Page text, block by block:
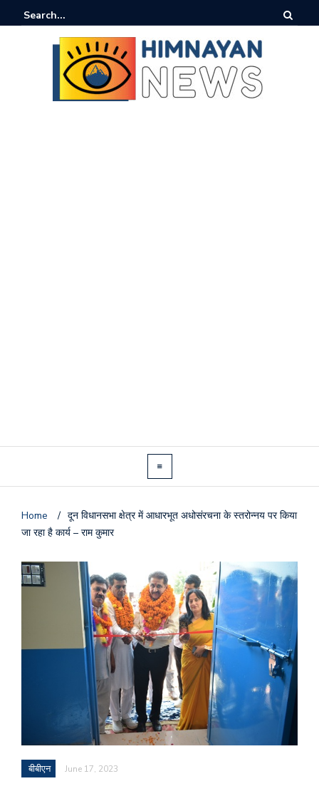
Home / दून विधानसभा क्षेत्र में आधारभूत अधोसंरचना के स्तरोन्नय पर किया
जा रहा है कार्य – राम कुमार
बीबीएन June 17, 2023